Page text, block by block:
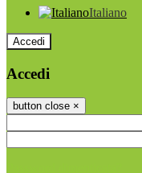
Italiano
Accedi
Accedi
button close ×